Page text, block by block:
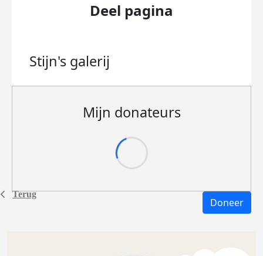
Terug
Deel pagina
Stijn's galerij
Mijn donateurs
Doneer